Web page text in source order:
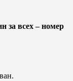
за всех – номер